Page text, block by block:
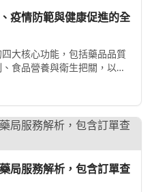
疫情防範與健康促進的全
大核心功能，包括藥品品質
食品營養與衛生把關，以及
局服務解析，包含訂單查